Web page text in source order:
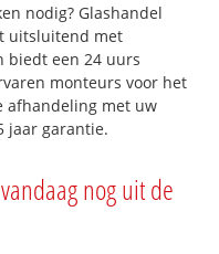
nodig? Glashandel
uitsluitend met
biedt een 24 uurs
monteurs voor het
afhandeling met uw
jaar garantie.
nog uit de